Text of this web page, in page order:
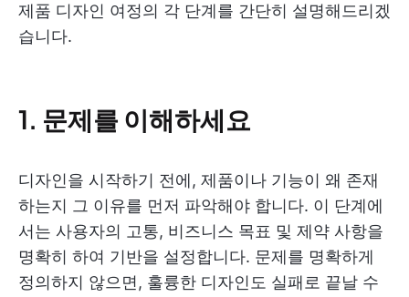
제품 디자인 여정의 각 단계를 간단히 설명해드리겠
습니다.
1. 문제를 이해하세요
디자인을 시작하기 전에, 제품이나 기능이 왜 존재
하는지 그 이유를 먼저 파악해야 합니다. 이 단계에
서는 사용자의 고통, 비즈니스 목표 및 제약 사항을
명확히 하여 기반을 설정합니다. 문제를 명확하게
정의하지 않으면, 훌륭한 디자인도 실패로 끝날 수